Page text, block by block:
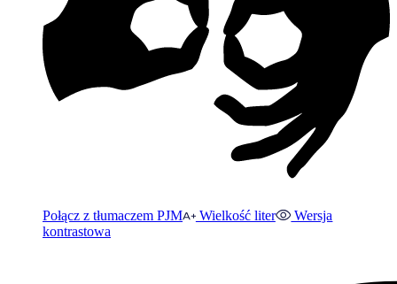
Połącz z tłumaczem PJM Wielkość liter
Wersja
kontrastowa